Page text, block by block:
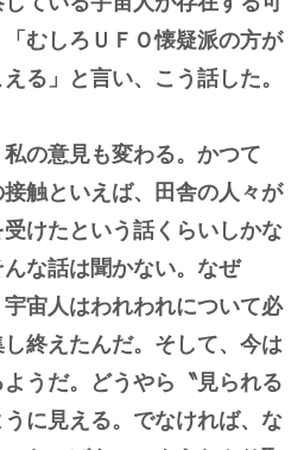
むしろＵＦＯ懐疑派の方が
る」と言い、こう話した。
の意見も変わる。かつて
触といえば、田舎の人々が
けたという話くらいしかな
な話は聞かない。なぜ
宙人はわれわれについて必
終えたんだ。そして、今は
うだ。どうやら〝見られる
に見える。でなければ、な